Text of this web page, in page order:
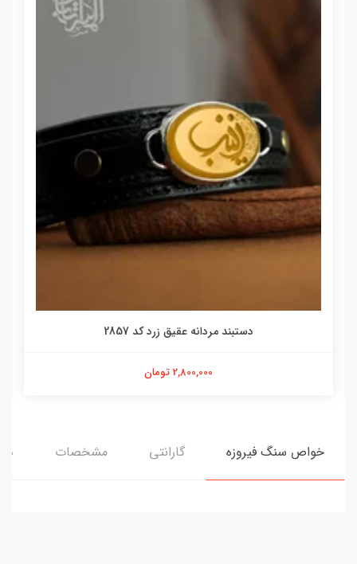
دستبند مردانه عقیق زرد کد 2857
2,800,000 تومان
خواص سنگ فیروزه گارانتی مشخصات